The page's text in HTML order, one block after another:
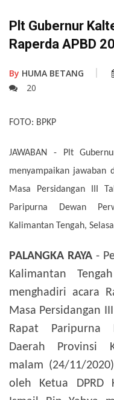
Plt Gubernur
Raperda APBD
By HUMA BETANG
20
FOTO: BPKP
JAWABAN - Plt
menyampaikan jawaban
Masa Persidangan III
Paripurna Dewan
Kalimantan Tengah,
PALANGKA RAYA-
Kalimantan
menghadiri acara
Masa Persidangan
Rapat Paripurna
Daerah Provinsi
malam (24/11/
oleh Ketua DPRD